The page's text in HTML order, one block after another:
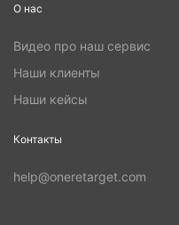
О нас
Видео про наш сервис
Наши клиенты
Наши кейсы
Контакты
help@oneretarget.com